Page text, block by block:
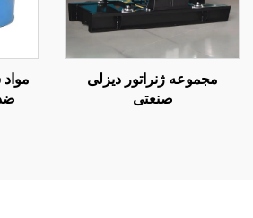
مجموعه ژنراتور دیزلی
صنعتی